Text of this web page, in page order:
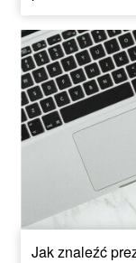
Jak znaleźć